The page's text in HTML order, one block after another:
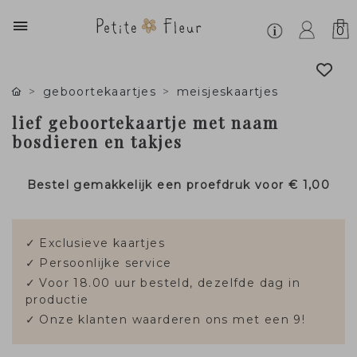
0
geboortekaartjes meisjeskaartjes
lief geboortekaartje met naam
bosdieren en takjes
Bestel gemakkelijk een proefdruk voor € 1,00
✓ Exclusieve kaartjes
✓ Persoonlijke service
✓ Voor 18.00 uur besteld, dezelfde dag in
productie
✓ Onze klanten waarderen ons met een 9!